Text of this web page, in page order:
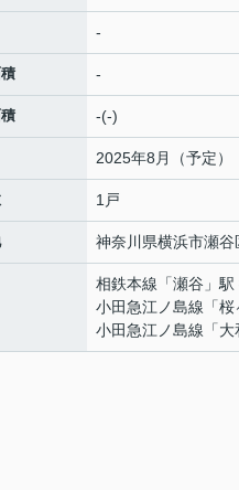
-
-
-(-)
2025年8月（予定）
1戸
神奈川県横浜市瀬谷
相鉄本線 「瀬谷 」
小田急江ノ島線 「桜
小田急江ノ島線 「大